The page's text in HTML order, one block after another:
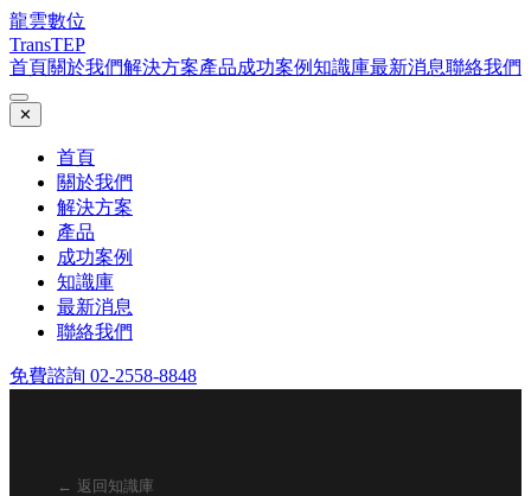
龍雲數位
TransTEP
首頁關於我們解決方案產品成功案例知識庫最新消息聯絡我們
✕
首頁
關於我們
解決方案
產品
成功案例
知識庫
最新消息
聯絡我們
免費諮詢 02-2558-8848
← 返回知識庫